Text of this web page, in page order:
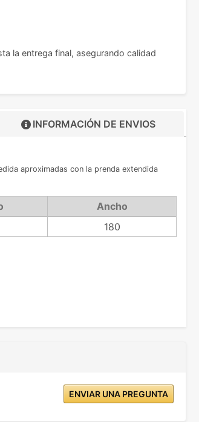
la entrega final, asegurando calidad
INFORMACIÓN DE ENVIOS
aproximadas con la prenda extendida
Ancho
180
ENVIAR UNA PREGUNTA